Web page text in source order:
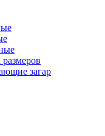
загар